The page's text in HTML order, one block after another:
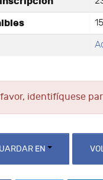
15
identifíquese
EN